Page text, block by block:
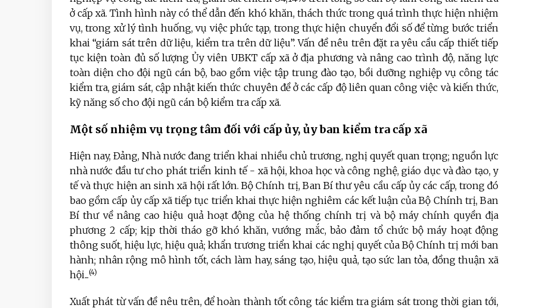
ở cấp xã. Tình hình này có thể dẫn đến khó khăn, thách thức trong quá trình thực hiện nhiệm
vụ, trong xử lý tình huống, vụ việc phức tạp, trong thực hiện chuyển đổi số để từng bước triển
khai “giám sát trên dữ liệu, kiểm tra trên dữ liệu”. Vấn đề nêu trên đặt ra yêu cầu cấp thiết tiếp
tục kiện toàn đủ số lượng Ủy viên UBKT cấp xã ở địa phương và nâng cao trình độ, năng lực
toàn diện cho đội ngũ cán bộ, bao gồm việc tập trung đào tạo, bồi dưỡng nghiệp vụ công tác
kiểm tra, giám sát, cập nhật kiến thức chuyên đề ở các cấp độ liên quan công việc và kiến thức,
kỹ năng số cho đội ngũ cán bộ kiểm tra cấp xã.
Một số nhiệm vụ trọng tâm đối với cấp ủy, ủy ban kiểm tra cấp xã
Hiện nay, Đảng, Nhà nước đang triển khai nhiều chủ trương, nghị quyết quan trọng; nguồn lực
nhà nước đầu tư cho phát triển kinh tế - xã hội, khoa học và công nghệ, giáo dục và đào tạo, y
tế và thực hiện an sinh xã hội rất lớn. Bộ Chính trị, Ban Bí thư yêu cầu cấp ủy các cấp, trong đó
bao gồm cấp ủy cấp xã tiếp tục triển khai thực hiện nghiêm các kết luận của Bộ Chính trị, Ban
Bí thư về nâng cao hiệu quả hoạt động của hệ thống chính trị và bộ máy chính quyền địa
phương 2 cấp; kịp thời tháo gỡ khó khăn, vướng mắc, bảo đảm tổ chức bộ máy hoạt động
thông suốt, hiệu lực, hiệu quả; khẩn trương triển khai các nghị quyết của Bộ Chính trị mới ban
hành; nhân rộng mô hình tốt, cách làm hay, sáng tạo, hiệu quả, tạo sức lan tỏa, đồng thuận xã
hội...(4)
Xuất phát từ vấn đề nêu trên, để hoàn thành tốt công tác kiểm tra giám sát trong thời gian tới,